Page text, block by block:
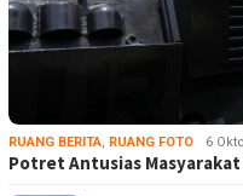
RUANG BERITA, RUANG FOTO 6
Potret Antusias